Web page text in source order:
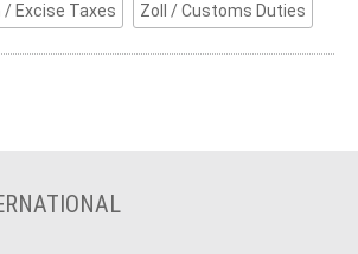
Excise Taxes Zoll / Customs Duties